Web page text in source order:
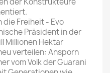
die Freiheit - Evo
Präsident in der
Millionen Hektar
verteilen: Ansporn
vom Volk der Guarani